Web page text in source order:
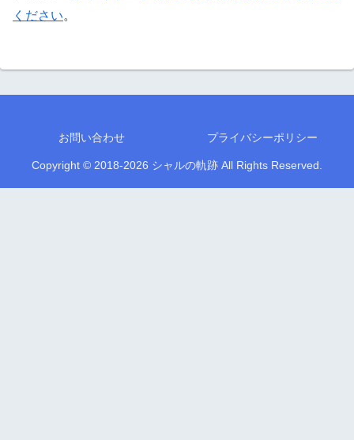
ください。
お問い合わせ プライバシーポリシー
Copyright © 2018-2026 シャルの軌跡 All Rights Reserved.